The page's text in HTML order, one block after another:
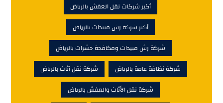
أكبر شركات نقل العفش بالرياض
أكبر شركة رش مبيدات بالرياض
شركة رش مبيدات ومكافحة حشرات بالرياض
شركة نظافة عامة بالرياض
شركة نقل أثاث بالرياض
شركة نقل الأثاث والعفش بالرياض